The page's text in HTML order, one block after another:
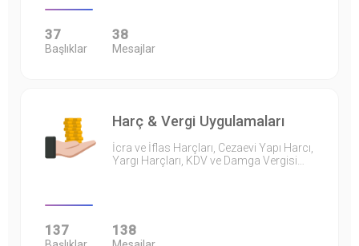
37
Başlıklar
38
Mesajlar
Harç & Vergi Uygulamaları
İcra ve İflas Harçları, Cezaevi Yapı Harcı,
Yargı Harçları, KDV ve Damga Vergisi…
137 138